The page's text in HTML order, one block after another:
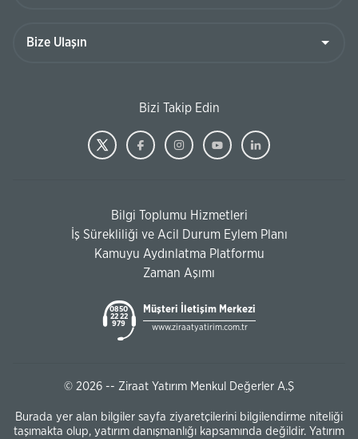
Bizi Takip Edin
Bilgi Toplumu Hizmetleri
İş Sürekliliği ve Acil Durum Eylem Planı
Kamuyu Aydınlatma Platformu
Zaman Aşımı
0850
22 22
979
Müşteri İletişim Merkezi
www.ziraatyatirim.com.tr
© 2026 -- Ziraat Yatırım Menkul Değerler A.Ş
Burada yer alan bilgiler sayfa ziyaretçilerini bilgilendirme niteliği
taşımakta olup, yatırım danışmanlığı kapsamında değildir. Yatırım